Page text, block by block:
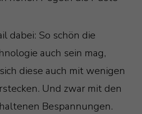
dabei: So schön die
auch sein mag,
diese auch mit wenigen
Und zwar mit den
Bespannungen.